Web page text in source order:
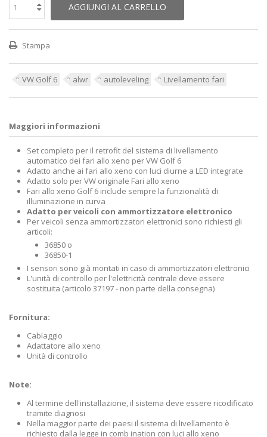
AGGIUNGI AL CARRELLO
Stampa
VW Golf 6 alwr autoleveling Livellamento fari
Maggiori informazioni
Set completo per il retrofit del sistema di livellamento
automatico dei fari allo xeno per VW Golf 6
Adatto anche ai fari allo xeno con luci diurne a LED integrate
Adatto solo per VW originale Fari allo xeno
Fari allo xeno Golf 6 include sempre la funzionalità di
illuminazione in curva
Adatto per veicoli con ammortizzatore elettronico
Per veicoli senza ammortizzatori elettronici sono richiesti gli
articoli:
36850 o
36850-1
I sensori sono già montati in caso di ammortizzatori elettronici
L'unità di controllo per l'elettricità centrale deve essere
sostituita (articolo 37197 - non parte della consegna)
Fornitura:
Cablaggio
Adattatore allo xeno
Unità di controllo
Note:
Al termine dell'installazione, il sistema deve essere ricodificato
tramite diagnosi
Nella maggior parte dei paesi il sistema di livellamento è
richiesto dalla legge in comb ination con luci allo xeno